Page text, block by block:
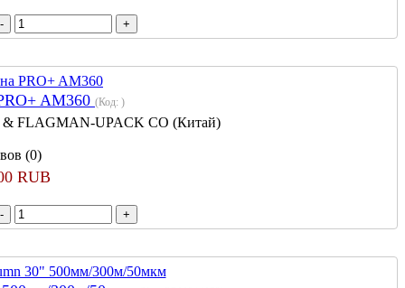
AM360 (Код: )
& FLAGMAN-UPACK CO (Китай)
(0)
RUB